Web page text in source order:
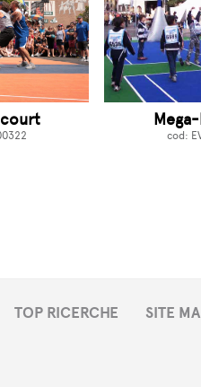
cod:
TOP RICERCHE SITE